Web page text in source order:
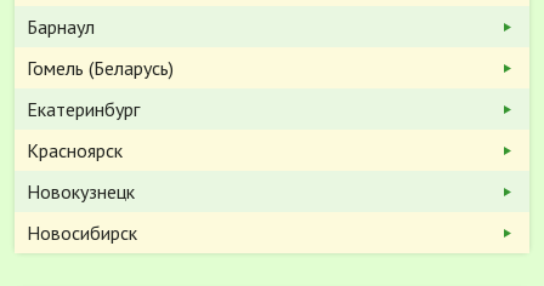
Барнаул
Гомель (Беларусь)
Екатеринбург
Красноярск
Новокузнецк
Новосибирск